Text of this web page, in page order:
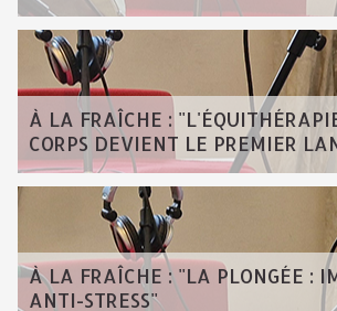
À LA FRAÎCHE :
CORPS DEVIENT LE PREMIER
À LA FRAÎCHE : "LA PLONGÉE :
ANTI-STRESS"